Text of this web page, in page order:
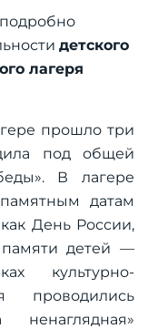
детского
лагеря
прошло три
под общей
В лагере
датам
День России,
детей —
культурно-
проводились